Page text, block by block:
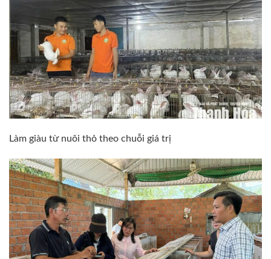
Làm giàu từ nuôi thỏ theo chuỗi giá trị